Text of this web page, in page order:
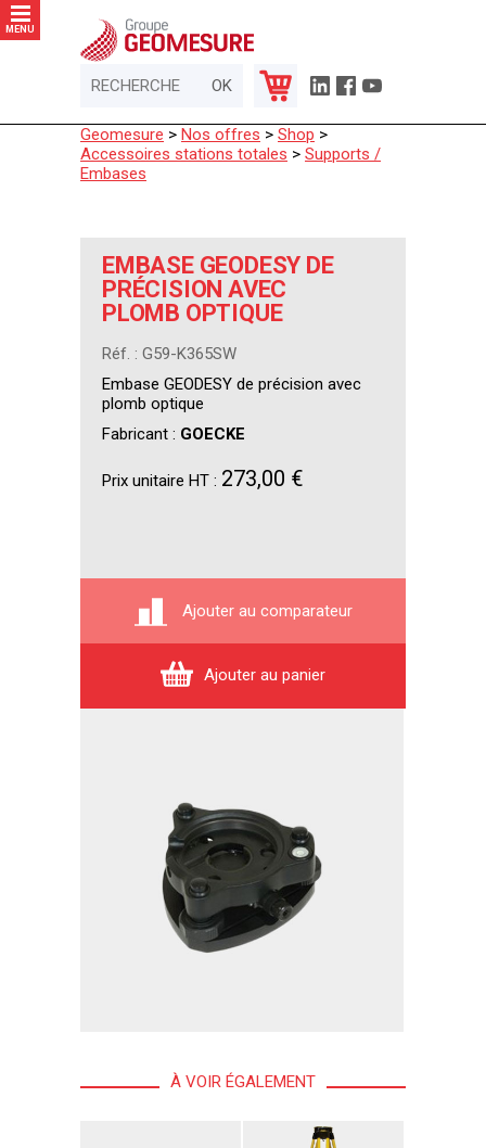
MENU
Geomesure > Nos offres > Shop >
Accessoires stations totales > Supports /
Embases
EMBASE GEODESY DE
PRÉCISION AVEC
PLOMB OPTIQUE
Réf. : G59-K365SW
Embase GEODESY de précision avec
plomb optique
Fabricant : GOECKE
Prix unitaire HT : 273,00 €
Ajouter au comparateur
Ajouter au panier
À VOIR ÉGALEMENT
Panneau de gestion des cookies